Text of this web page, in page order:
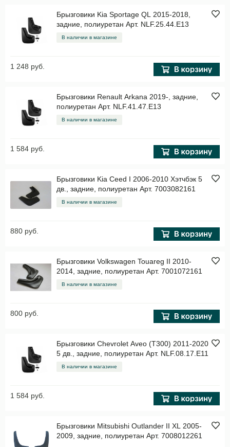
Брызговики Kia Sportage QL 2015-2018,
задние, полиуретан Арт. NLF.25.44.E13
В наличии в магазине
1 248 руб.
Брызговики Renault Arkana 2019-, задние,
полиуретан Арт. NLF.41.47.E13
В наличии в магазине
1 584 руб.
Брызговики Kia Ceed I 2006-2010 Хэтчбэк 5
дв., задние, полиуретан Арт. 7003082161
В наличии в магазине
880 руб.
Брызговики Volkswagen Touareg II 2010-
2014, задние, полиуретан Арт. 7001072161
В наличии в магазине
800 руб.
Брызговики Chevrolet Aveo (T300) 2011-2020
5 дв., задние, полиуретан Арт. NLF.08.17.E11
В наличии в магазине
1 584 руб.
Брызговики Mitsubishi Outlander II XL 2005-
2009, задние, полиуретан Арт. 7008012261